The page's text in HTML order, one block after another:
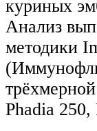
куриных
Анализ
методики
Phadia 250,